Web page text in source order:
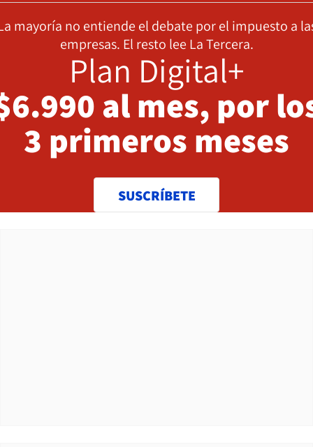
mayoría no entiende el debate por el impuesto a
empresas. El resto lee La Tercera.
Plan Digital+
al mes, por
3 primeros meses
SUSCRÍBETE